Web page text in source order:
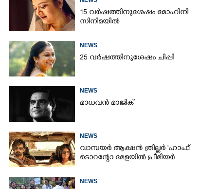
15 വർഷത്തിനുശേഷം മോഹിനി
സിനിമയിൽ
NEWS
25 വർഷത്തിനുശേഷം ചിപ്പി
NEWS
മാധവൻ മാജിക്
NEWS
വാമ്പയർ ആക്ഷൻ ത്രില്ലർ 'ഹാഫ്'
ടൊറന്റോ മേളയിൽ പ്രീമിയർ
NEWS